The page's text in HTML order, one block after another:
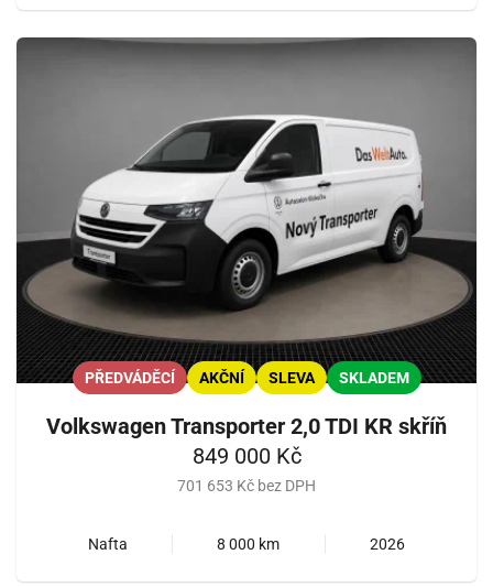
PŘEDVÁDĚCÍ AKČNÍ SLEVA SKLADEM
Volkswagen Transporter 2,0 TDI KR skříň
849 000 Kč
701 653 Kč bez DPH
Nafta 8 000 km 2026